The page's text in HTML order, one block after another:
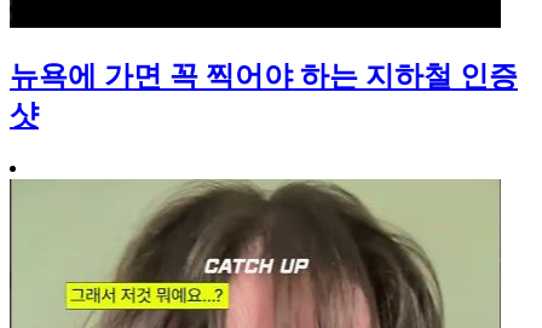
뉴욕에 가면 꼭 찍어야 하는 지하철 인증
샷